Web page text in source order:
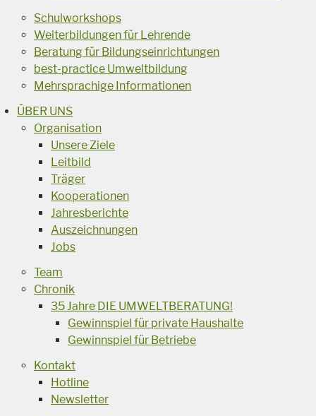
Schulworkshops
Weiterbildungen für Lehrende
Beratung für Bildungseinrichtungen
best-practice Umweltbildung
Mehrsprachige Informationen
ÜBER UNS
Organisation
Unsere Ziele
Leitbild
Träger
Kooperationen
Jahresberichte
Auszeichnungen
Jobs
Team
Chronik
35 Jahre DIE UMWELTBERATUNG!
Gewinnspiel für private Haushalte
Gewinnspiel für Betriebe
Kontakt
Hotline
Newsletter